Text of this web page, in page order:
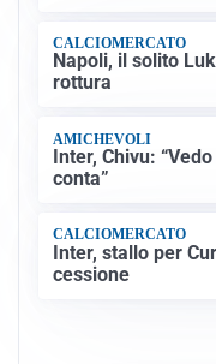
CALCIOMERCATO
Napoli, il solito
rottura
AMICHEVOLI
Inter, Chivu:
conta”
CALCIOMERCATO
Inter, stallo per
cessione